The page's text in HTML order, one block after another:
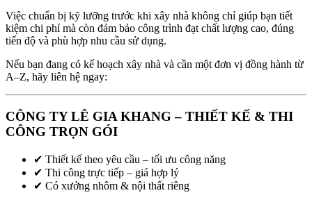
Việc chuẩn bị kỹ lưỡng trước khi xây nhà không chỉ giúp bạn tiết
kiệm chi phí mà còn đảm bảo công trình đạt chất lượng cao, đúng
tiến độ và phù hợp nhu cầu sử dụng.
Nếu bạn đang có kế hoạch xây nhà và cần một đơn vị đồng hành từ
A–Z, hãy liên hệ ngay:
CÔNG TY LÊ GIA KHANG – THIẾT KẾ & THI
CÔNG TRỌN GÓI
✔ Thiết kế theo yêu cầu – tối ưu công năng
✔ Thi công trực tiếp – giá hợp lý
✔ Có xưởng nhôm & nội thất riêng